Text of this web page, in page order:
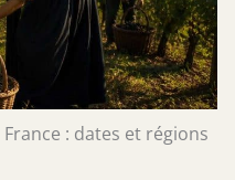
: dates et régions